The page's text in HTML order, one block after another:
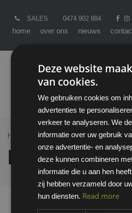
SALES 0474 902 884
home over ons nieuws
Home >All Products
HECTOR
Deze website
van cookies.
We gebruiken cookies om
advertenties te
verkeer te analyseren. We
informatie over uw gebruik
onze advertentie- en
deze kunnen combineren
informatie die u aan hen
zij hebben verzameld door
hun diensten. Read more